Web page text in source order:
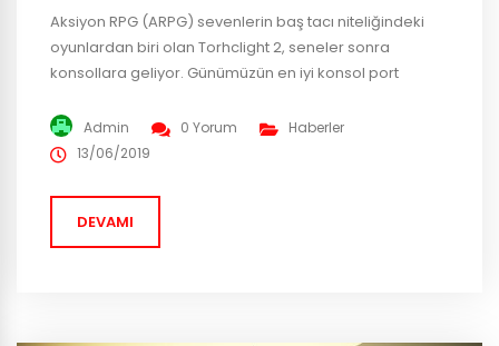
Aksiyon RPG (ARPG) sevenlerin baş tacı niteliğindeki
oyunlardan biri olan Torhclight 2, seneler sonra
konsollara geliyor. Günümüzün en iyi konsol port
PC’den konsollara geçişi sağlanan Torchlight 2, oyunun
tüm içerikleri ile birlikte konsollara özel yeni içerikleri
One ve Nintendo Switch online...
Admin 0 Yorum
Haberler
13/06/2019
DEVAMI